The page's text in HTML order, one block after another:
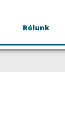
Rólunk